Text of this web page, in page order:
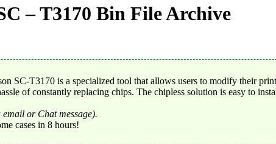
– T3170 Bin File Archive
SC-T3170 is a specialized tool that allows users to modify their
of constantly replacing chips. The chipless solution is easy to
or Chat message).
cases in 8 hours!